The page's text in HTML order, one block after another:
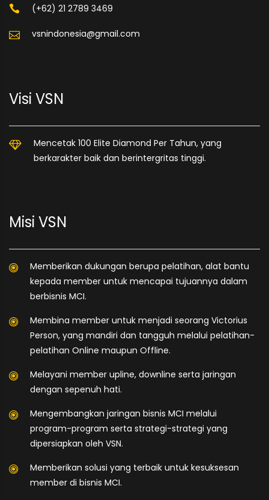
(+62) 21 2789 3469
vsnindonesia@gmail.com
Visi VSN
Mencetak 100 Elite Diamond Per Tahun, yang
berkarakter baik dan berintergritas tinggi.
Misi VSN
Memberikan dukungan berupa pelatihan, alat bantu
kepada member untuk mencapai tujuannya dalam
berbisnis MCI.
Membina member untuk menjadi seorang Victorius
Person, yang mandiri dan tangguh melalui pelatihan-
pelatihan Online maupun Offline.
Melayani member upline, downline serta jaringan
dengan sepenuh hati.
Mengembangkan jaringan bisnis MCI melalui
program-program serta strategi-strategi yang
dipersiapkan oleh VSN.
Memberikan solusi yang terbaik untuk kesuksesan
member di bisnis MCI.